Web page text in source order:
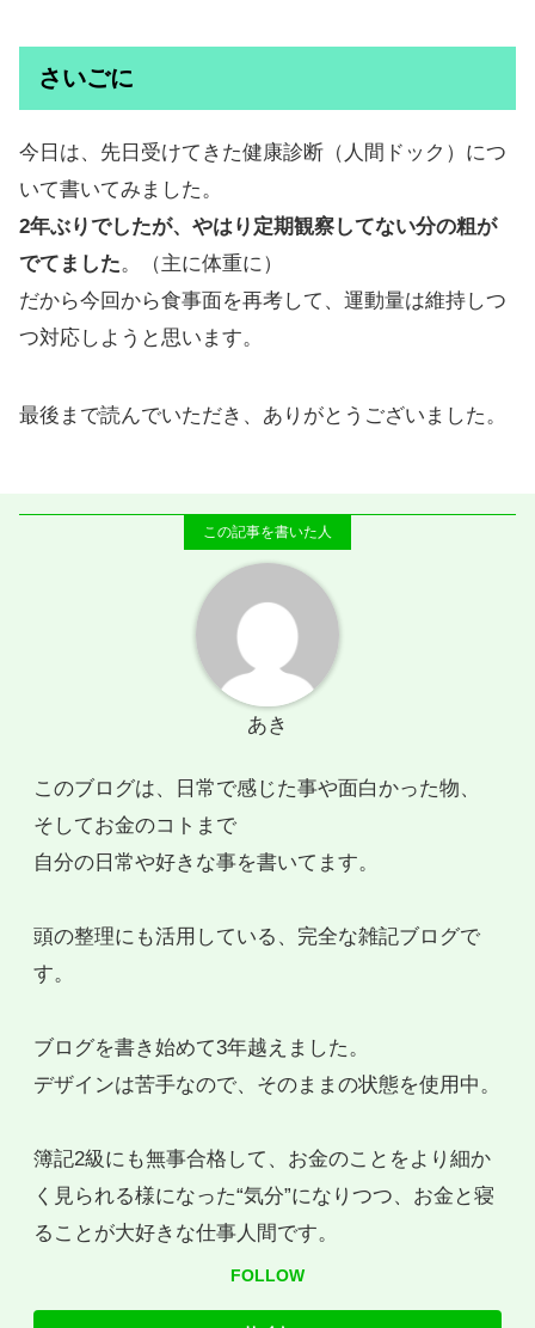
さいごに
今日は、先日受けてきた健康診断（人間ドック）につ
いて書いてみました。
2年ぶりでしたが、やはり定期観察してない分の粗が
でてました。（主に体重に）
だから今回から食事面を再考して、運動量は維持しつ
つ対応しようと思います。
最後まで読んでいただき、ありがとうございました。
あき
このブログは、日常で感じた事や面白かった物、
そしてお金のコトまで
自分の日常や好きな事を書いてます。
頭の整理にも活用している、完全な雑記ブログで
す。
ブログを書き始めて3年越えました。
デザインは苦手なので、そのままの状態を使用中。
簿記2級にも無事合格して、お金のことをより細か
く見られる様になった“気分”になりつつ、お金と寝
ることが大好きな仕事人間です。
FOLLOW